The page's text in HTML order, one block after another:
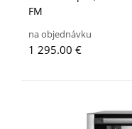
FM
na objednávku
1 295.00 €